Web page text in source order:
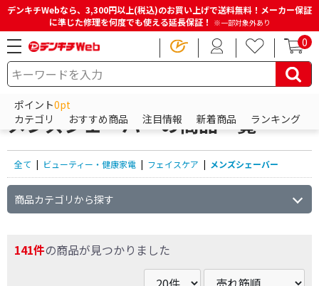
デンキチWebなら、3,300円以上(税込)のお買い上げで送料無料！メーカー保証
に準じた修理を何度でも使える延長保証！ ※一部対象外あり
0
ポイント0pt
カテゴリ
おすすめ商品 注目情報 新着商品 ランキング
HOME 商品一覧ページ ビューティー・健康家電
メンズシェーバーの商品一覧
全て | ビューティー・健康家電 | フェイスケア | メンズシェーバー
商品カテゴリから探す
141件の商品が見つかりました